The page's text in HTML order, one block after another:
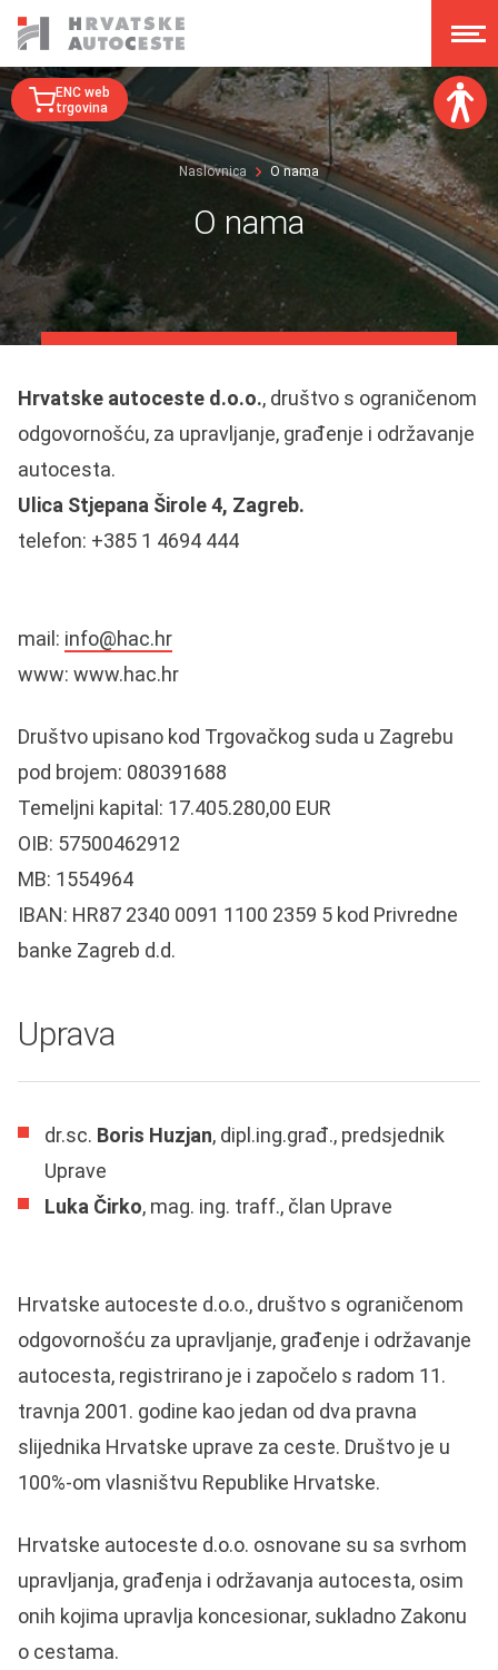
Veličina fonta:
A A A A
Disleksija:
ENC web
trgovina
Naslovnica O nama
O nama
Hrvatske autoceste d.o.o., društvo s ograničenom
odgovornošću, za upravljanje, građenje i održavanje
autocesta.
Ulica Stjepana Širole 4, Zagreb.
telefon: +385 1 4694 444
mail: info@hac.hr
www: www.hac.hr
Društvo upisano kod Trgovačkog suda u Zagrebu
pod brojem: 080391688
Temeljni kapital: 17.405.280,00 EUR
OIB: 57500462912
MB: 1554964
IBAN: HR87 2340 0091 1100 2359 5 kod Privredne
banke Zagreb d.d.
Uprava
dr.sc. Boris Huzjan, dipl.ing.građ., predsjednik
Uprave
Luka Čirko, mag. ing. traff., član Uprave
Hrvatske autoceste d.o.o., društvo s ograničenom
odgovornošću za upravljanje, građenje i održavanje
autocesta, registrirano je i započelo s radom 11.
travnja 2001. godine kao jedan od dva pravna
slijednika Hrvatske uprave za ceste. Društvo je u
100%-om vlasništvu Republike Hrvatske.
Hrvatske autoceste d.o.o. osnovane su sa svrhom
upravljanja, građenja i održavanja autocesta, osim
onih kojima upravlja koncesionar, sukladno Zakonu
o cestama.